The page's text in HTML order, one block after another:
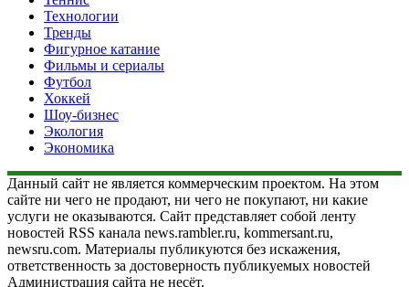
Технологии
Тренды
Фигурное катание
Фильмы и сериалы
Футбол
Хоккей
Шоу-бизнес
Экология
Экономика
Данный сайт не является коммерческим проектом. На этом
сайте ни чего не продают, ни чего не покупают, ни какие
услуги не оказываются. Сайт представляет собой ленту
новостей RSS канала news.rambler.ru, kommersant.ru,
newsru.com. Материалы публикуются без искажения,
ответственность за достоверность публикуемых новостей
Администрация сайта не несёт.